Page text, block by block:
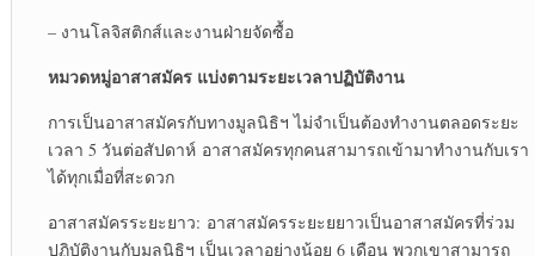
– งานโลจิสติกส์และงานฝ่ายจัดซื้อ
หมวดหมู่อาสาสมัคร แบ่งตามระยะเวลาปฏิบัติงาน
การเป็นอาสาสมัครกับทางมูลนิธิฯ ไม่จำเป็นต้องทำงานตลอดระยะ
เวลา 5 วันต่อสัปดาห์ อาสาสมัครทุกคนสามารถเข้ามาทำงานกับเรา
ได้ทุกเมื่อที่สะดวก
อาสาสมัครระยะยาว: อาสาสมัครระยะยยาวเป็นอาสาสมัครที่ร่วม
ปฏิบัติงานกับมูลนิธิฯ เป็นเวลาอย่างน้อย 6 เดือน พวกเขาสามารถ